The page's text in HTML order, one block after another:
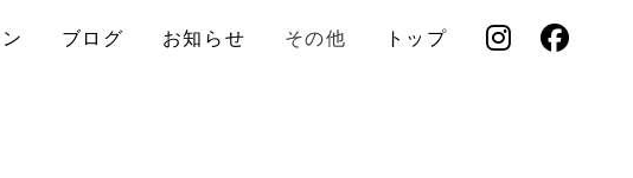
ブログ お知らせ その他 トップ